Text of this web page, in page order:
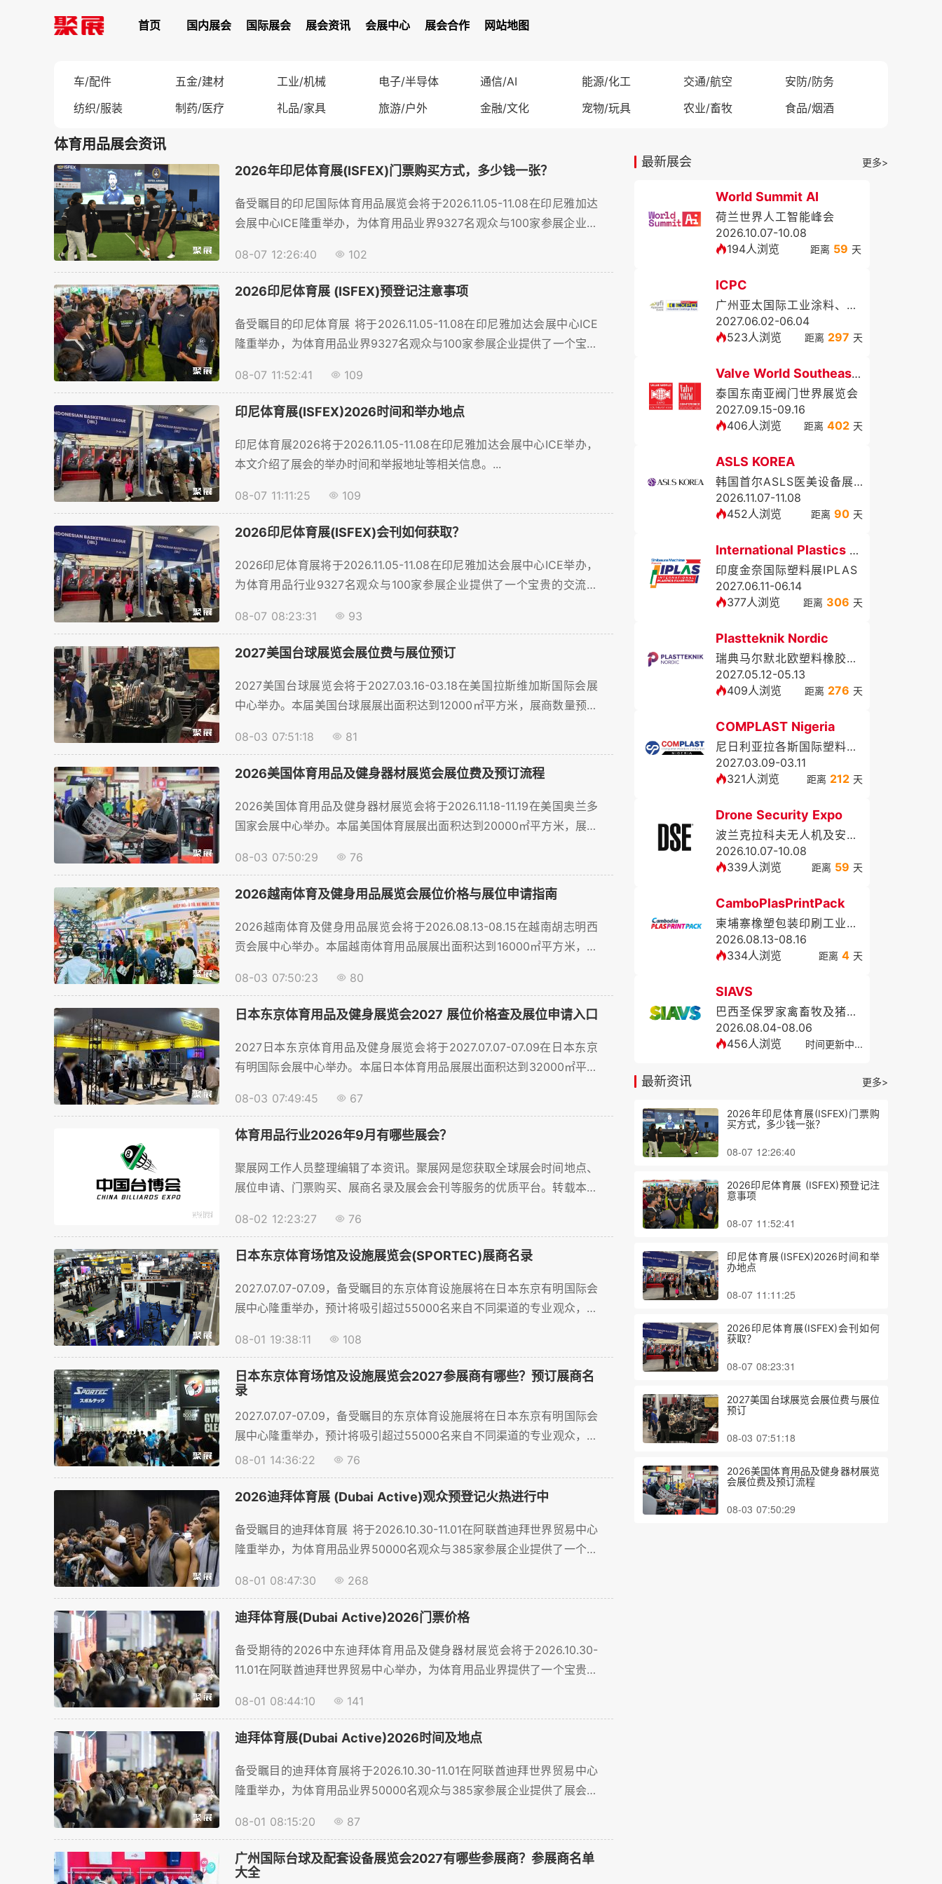
首页 国内展会 国际展会 展会资讯 会展中心 展会合作 网站地图
车/配件 五金/建材 工业/机械 电子/半导体 通信/AI 能源/化工 交通/航空
安防/防务
纺织/服装
制药/医疗 礼品/家具 旅游/户外 金融/文化 宠物/玩具 农业/畜牧 食品/烟酒
体育用品展会资讯
2026年印尼体育展(ISFEX)门票购买方式，多少钱一张？
备受瞩目的印尼国际体育用品展览会将于2026.11.05-11.08在印尼雅加达
会展中心ICE隆重举办，为体育用品业界9327名观众与100家参展企业提
08-07 12:26:40
102
2026印尼体育展 (ISFEX)预登记注意事项
备受瞩目的印尼体育展 将于2026.11.05-11.08在印尼雅加达会展中心ICE
隆重举办，为体育用品业界9327名观众与100家参展企业提供了一个宝贵
08-07 11:52:41
109
印尼体育展(ISFEX)2026时间和举办地点
印尼体育展2026将于2026.11.05-11.08在印尼雅加达会展中心ICE举办，
本文介绍了展会的举办时间和举报地址等相关信息。...
08-07 11:11:25 109
2026印尼体育展(ISFEX)会刊如何获取？
2026印尼体育展将于2026.11.05-11.08在印尼雅加达会展中心ICE举办，
为体育用品行业9327名观众与100家参展企业提供了一个宝贵的交流平
08-07 08:23:31
93
2027美国台球展览会展位费与展位预订
2027美国台球展览会将于2027.03.16-03.18在美国拉斯维加斯国际会展
中心举办。本届美国台球展展出面积达到12000㎡平方米，展商数量预计
展商顺利预订展位，聚展网为您提供展位价格、展位预订等服务。。...
08-03 07:51:18 81
2026美国体育用品及健身器材展览会展位费及预订流程
2026美国体育用品及健身器材展览会将于2026.11.18-11.19在美国奥兰多
国家会展中心举办。本届美国体育展展出面积达到20000㎡平方米，展商
品行业参展商顺利预订展位，聚展网为您提供展位价格、展位预订等服
务。。...
08-03 07:50:29 76
2026越南体育及健身用品展览会展位价格与展位申请指南
2026越南体育及健身用品展览会将于2026.08.13-08.15在越南胡志明西
贡会展中心举办。本届越南体育用品展展出面积达到16000㎡平方米，展
用品行业参展商顺利预订展位，聚展网为您提供展位价格、展位预订等服
务。。...
08-03 07:50:23 80
日本东京体育用品及健身展览会2027 展位价格查及展位申请入口
2027日本东京体育用品及健身展览会将于2027.07.07-07.09在日本东京
有明国际会展中心举办。本届日本体育用品展展出面积达到32000㎡平方
帮助体育用品行业参展商顺利预订展位，聚展网为您提供展位价格、展位
预订等服务。。...
08-03 07:49:45 67
体育用品行业2026年9月有哪些展会？
聚展网工作人员整理编辑了本资讯。聚展网是您获取全球展会时间地点、
展位申请、门票购买、展商名录及展会会刊等服务的优质平台。转载本资
08-02 12:23:27
76
日本东京体育场馆及设施展览会(SPORTEC)展商名录
2027.07.07-07.09，备受瞩目的东京体育设施展将在日本东京有明国际会
展中心隆重举办，预计将吸引超过55000名来自不同渠道的专业观众，展
08-01 19:38:11
108
日本东京体育场馆及设施展览会2027参展商有哪些？预订展商名
录
2027.07.07-07.09，备受瞩目的东京体育设施展将在日本东京有明国际会
展中心隆重举办，预计将吸引超过55000名来自不同渠道的专业观众，展
商数量预计将...
08-01 14:36:22 76
2026迪拜体育展 (Dubai Active)观众预登记火热进行中
备受瞩目的迪拜体育展 将于2026.10.30-11.01在阿联酋迪拜世界贸易中心
隆重举办，为体育用品业界50000名观众与385家参展企业提供了一个宝
08-01 08:47:30
268
迪拜体育展(Dubai Active)2026门票价格
备受期待的2026中东迪拜体育用品及健身器材展览会将于2026.10.30-
11.01在阿联酋迪拜世界贸易中心举办，为体育用品业界提供了一个宝贵的
08-01 08:44:10
141
迪拜体育展(Dubai Active)2026时间及地点
备受瞩目的迪拜体育展将于2026.10.30-11.01在阿联酋迪拜世界贸易中心
隆重举办，为体育用品业界50000名观众与385家参展企业提供了展会的
08-01 08:15:20
87
广州国际台球及配套设备展览会2027有哪些参展商？参展商名单
大全
最新展会 更多>
World Summit AI
荷兰世界人工智能峰会
2026.10.07-10.08
194人浏览
距离 59 天
ICPC
广州亚太国际工业涂料、粉末涂料与涂装展览会
2027.06.02-06.04
523人浏览
距离 297 天
Valve World Southeast Asia Expo
泰国东南亚阀门世界展览会
2027.09.15-09.16
406人浏览
距离 402 天
ASLS KOREA
韩国首尔ASLS医美设备展览会暨学术大会（秋季）
2026.11.07-11.08
452人浏览
距离 90 天
International Plastics Exhibition
印度金奈国际塑料展IPLAS
2027.06.11-06.14
377人浏览
距离 306 天
Plastteknik Nordic
瑞典马尔默北欧塑料橡胶展览会
2027.05.12-05.13
409人浏览
距离 276 天
COMPLAST Nigeria
尼日利亚拉各斯国际塑料展览会
2027.03.09-03.11
321人浏览
距离 212 天
Drone Security Expo
波兰克拉科夫无人机及安防展DSE
2026.10.07-10.08
339人浏览
距离 59 天
CamboPlasPrintPack
柬埔寨橡塑包装印刷工业展览会
2026.08.13-08.16
334人浏览
距离 4 天
SIAVS
巴西圣保罗家禽畜牧及猪业展览会SIAVS
2026.08.04-08.06
456人浏览
时间更新中...
最新资讯 更多>
2026年印尼体育展(ISFEX)门票购
买方式，多少钱一张？
08-07 12:26:40
2026印尼体育展 (ISFEX)预登记注
意事项
08-07 11:52:41
印尼体育展(ISFEX)2026时间和举
办地点
08-07 11:11:25
2026印尼体育展(ISFEX)会刊如何
获取？
08-07 08:23:31
2027美国台球展览会展位费与展位
预订
08-03 07:51:18
2026美国体育用品及健身器材展览
会展位费及预订流程
08-03 07:50:29